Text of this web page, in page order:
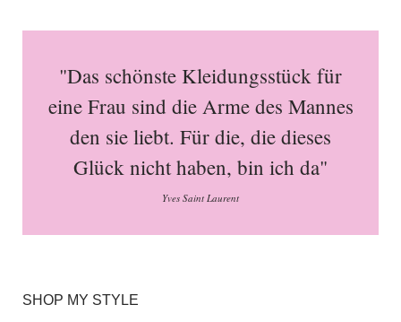
"Das schönste Kleidungsstück für
eine Frau sind die Arme des Mannes
den sie liebt. Für die, die dieses
Glück nicht haben, bin ich da"
Yves Saint Laurent
SHOP MY STYLE